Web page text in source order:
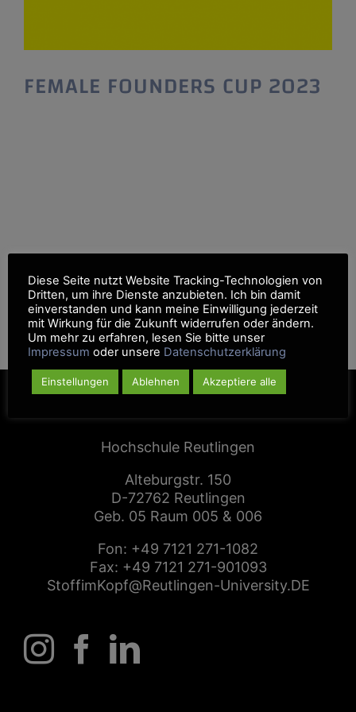
FEMALE FOUNDERS CUP 2023
Öffentlichkeit zu präsentieren. Eine
Bewerbung – viele Chancen: Jetzt bewerben.
Alle Gründerinnen und Start-up-Teams die
Hochschule Reutlingen
Alteburgstr. 150
D-72762 Reutlingen
Geb. 05 Raum 005 & 006
Fon: +49 7121 271-1082
Fax: +49 7121 271-901093
StoffimKopf@Reutlingen-University.DE
Diese Seite nutzt Website Tracking-Technologien von
Dritten, um ihre Dienste anzubieten. Ich bin damit
einverstanden und kann meine Einwilligung jederzeit
mit Wirkung für die Zukunft widerrufen oder ändern.
Um mehr zu erfahren, lesen Sie bitte unser
Impressum oder unsere Datenschutzerklärung
Einstellungen Ablehnen Akzeptiere alle